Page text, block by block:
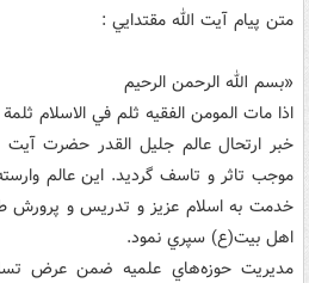
متن پيام آيت الله مقتدايي :
«بسم الله الرحمن الرحيم
اذا مات المومن الفقيه ثلم في الاسلام
خبر ارتحال عالم جليل القدر حضرت
موجب تاثر و تاسف گرديد. اين عالم
خدمت به اسلام عزيز و تدريس و پرورش
اهل بيت‌(ع) سپري نمود.
مديريت حوزه‌هاي علميه ضمن عرض